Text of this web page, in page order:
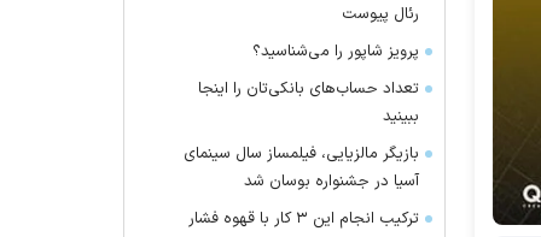
رئال پیوست
پرویز شاپور را می‌شناسید؟
تعداد حساب‌های بانکی‌تان را اینجا
ببینید
بازیگر مالزیایی، فیلمساز سال سینمای
آسیا در جشنواره بوسان شد
ترکیب انجام این ۳ کار با قهوه فشار